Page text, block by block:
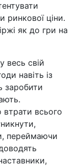
ринкової ціни.
як до гри на
весь свій
навіть із
заробити
втрати всього
переймаючи